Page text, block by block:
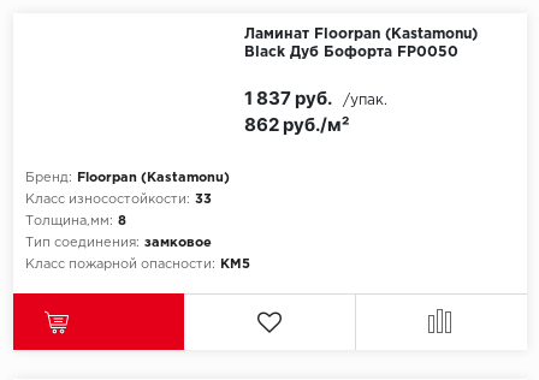
Ламинат Floorpan (Kastamonu)
Black Дуб Бофорта FP0050
Бренд:
Floorpan (Kastamonu)
Класс износостойкости: 33
Толщина,мм: 8
Тип соединения: замковое
Класс пожарной опасности:
КМ5
862 руб./м²
1 837 руб. /упак.